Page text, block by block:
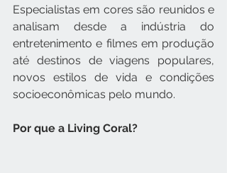
Especialistas em cores são reunidos e
analisam desde a indústria do
entretenimento e filmes em produção
até destinos de viagens populares,
novos estilos de vida e condições
socioeconômicas pelo mundo.